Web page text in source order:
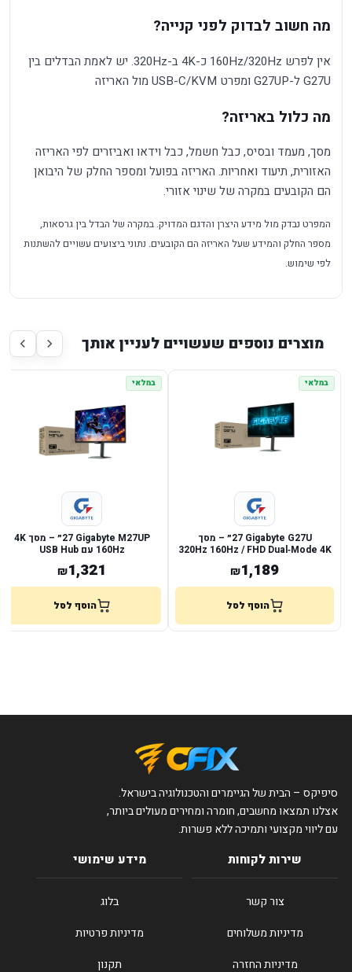
מה חשוב לבדוק לפני קנייה?
אין לפרש 160Hz/320Hz כ-4K ב-320Hz. יש לאמת הבדלים בין
G27U ל-G27UP ומפרט USB-C/KVM מול האריזה
מה כלול באריזה?
מסך, מעמד ובסיס, כבל חשמל, כבל וידאו ואביזרים לפי האריזה
האזורית, תיעוד ואחריות. האריזה בפועל ומספר החלק של היבואן
הם הקובעים במקרה של שינוי אזורי.
המפרט נבדק מול מידע היצרן והדגם המדויק. במקרה של הבדל בין גרסאות,
מספר החלק והמידע שעל האריזה הם הקובעים. נתוני ביצועים עשויים להשתנות
לפי שימוש.
מוצרים נוספים שעשויים לעניין אותך
במלאי
Gigabyte G27U ‏27״ – מסך
Dual‑Mode 4K ‏160Hz / FHD ‏320Hz
₪1,189
הוסף לסל
במלאי
Gigabyte M27UP ‏27״ – מסך 4K
₪1,321
הוסף לסל
סיפיקס – הבית של הגיימרים והטכנולוגיה בישראל.
אצלנו תמצאו מחשבים, חומרה ומחירים מעולים ביותר,
עם ליווי מקצועי ותמיכה ללא פשרות.
שירות לקוחות
צור קשר
מדיניות משלוחים
מדיניות החזרה
מידע שימושי
בלוג
מדיניות פרטיות
תקנון